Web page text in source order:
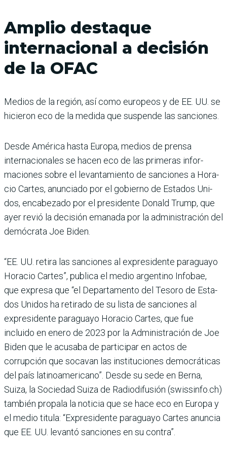
Amplio destaque
internacional a decisión
de la OFAC
Medios de la región, así como europeos y de EE. UU. se
hicieron eco de la medida que suspende las sanciones.
Desde América hasta Europa, medios de prensa
internacionales se hacen eco de las primeras infor­
maciones sobre el levanta­miento de sanciones a Hora­
cio Cartes, anunciado por el gobierno de Estados Uni­
dos, encabezado por el pre­sidente Donald Trump, que
ayer revió la decisión ema­nada por la administración del
demócrata Joe Biden.
“EE. UU. retira las sanciones al expresidente paraguayo
Horacio Cartes”, publica el medio argentino Infobae,
que expresa que “el Depar­tamento del Tesoro de Esta­
dos Unidos ha retirado de su lista de sanciones al
expre­sidente paraguayo Horacio Cartes, que fue
incluido en enero de 2023 por la Admi­nistración de Joe
Biden que le acusaba de partici­par en actos de
corrupción que socavan las institucio­nes democráticas
del país latinoamericano”. Desde su sede en Berna,
Suiza, la Sociedad Suiza de Radiodi­fusión (swissinfo.ch)
tam­bién propala la noticia que se hace eco en Europa y
el medio titula: “Expresidente paraguayo Cartes anuncia
que EE. UU. levantó sancio­nes en su contra”.